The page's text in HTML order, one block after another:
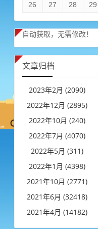
26
27 28 29
自动获取，无需修改！
文章归档
2023年2月 (2090)
2022年12月 (2895)
2022年10月 (240)
2022年7月 (4070)
2022年5月 (311)
2022年1月 (4398)
2021年10月 (2771)
2021年6月 (32418)
2021年4月 (14182)